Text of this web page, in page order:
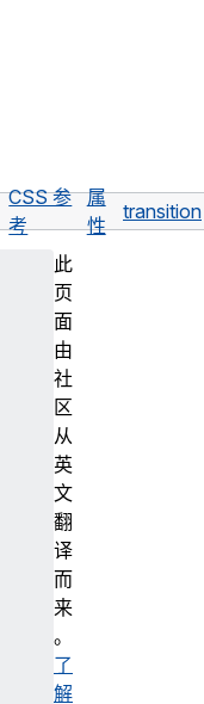
CSS 参
考
属
性
transition
此
页
面
由
社
区
从
英
文
翻
译
而
来
。
了
解